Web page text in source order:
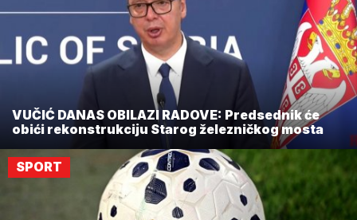
VUČIĆ DANAS OBILAZI RADOVE: Predsednik će
obići rekonstrukciju Starog železničkog mosta
SPORT